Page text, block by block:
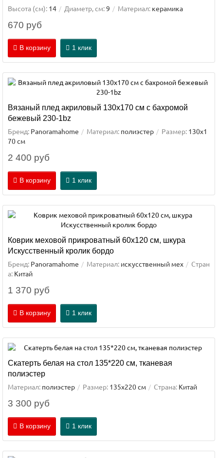
Высота (см): 14 Диаметр, см:9 Материал: керамика
670 руб
В корзину 1 клик
Вязаный плед акриловый 130х170 см с бахромой
бежевый 230-1bz
Бренд: Panoramahome Материал: полиэстер Размер: 130х1
70 см
2 400 руб
В корзину 1 клик
Коврик меховой прикроватный 60х120 см, шкура
Искусственный кролик бордо
Бренд: Panoramahome Материал: искусственный мех
Стран
а: Китай
1 370 руб
В корзину 1 клик
Скатерть белая на стол 135*220 см, тканевая
полиэстер
Материал: полиэстер Размер: 135х220 см Страна: Китай
3 300 руб
В корзину 1 клик